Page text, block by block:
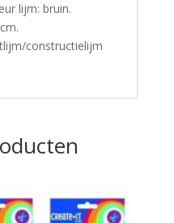
lijm: bruin.
constructielijm